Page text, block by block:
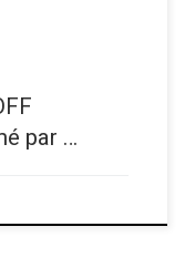
par …